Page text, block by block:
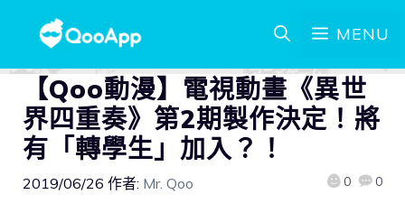
MENU
【Qoo動漫】電視動畫《異世
界四重奏》第2期製作決定！將
有「轉學生」加入？！
2019/06/26 作者: Mr. Qoo 0 0